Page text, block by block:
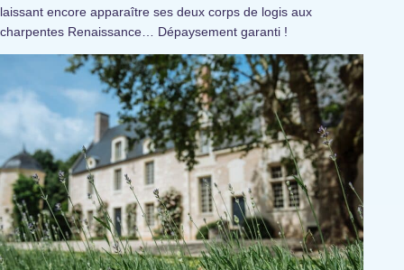
laissant encore apparaître ses deux corps de logis aux
charpentes Renaissance… Dépaysement garanti !